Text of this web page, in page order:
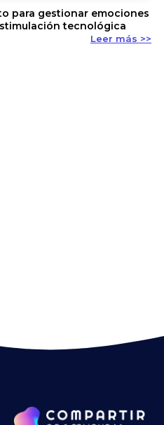
para gestionar emociones
tecnológica
Leer más >>